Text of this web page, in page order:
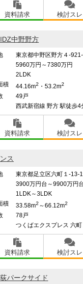
資料請求 検討スレ
中野野方
東京都中野区野方４-
5960万円～7380万円
2LDK
積
44.16m2 ・53.2m2
49戸
西武新宿線 野方 駅徒歩4
資料請求 検討スレ
ス
東京都足立区六町１-13-
3900万円台～9900万円
1LDK～3LDK
積
33.58m2 ～66.12m2
78戸
つくばエクスプレス 六
資料請求 検討スレ
パークサイド